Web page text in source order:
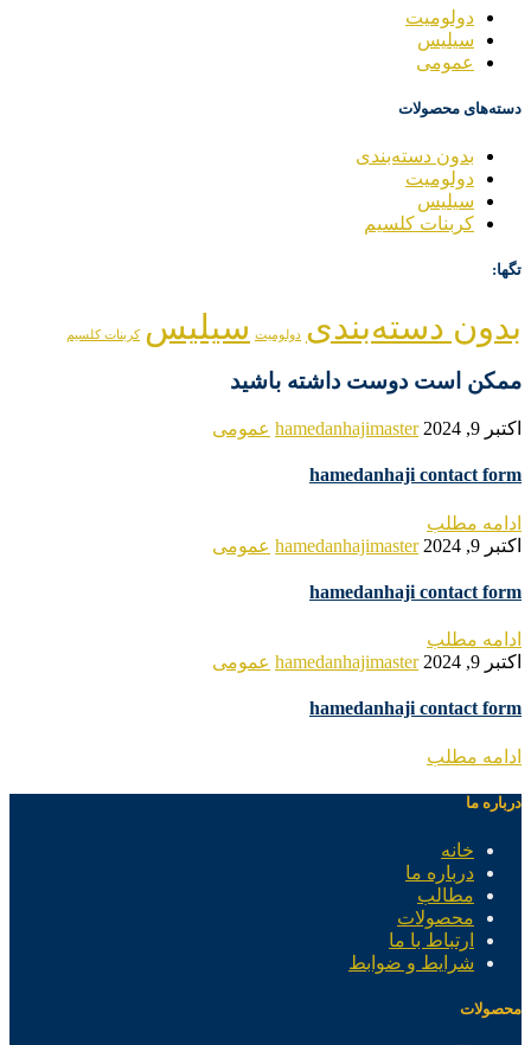
دولومیت
سیلیس
عمومی
دسته‌های محصولات
بدون دسته‌بندی
دولومیت
سیلیس
کربنات کلسیم
تگها:
بدون دسته‌بندی دولومیت سیلیس کربنات کلسیم
ممکن است دوست داشته باشید
اکتبر 9, 2024 hamedanhajimaster عمومی
hamedanhaji contact form
ادامه مطلب
اکتبر 9, 2024
hamedanhajimaster عمومی
hamedanhaji contact form
ادامه مطلب
اکتبر 9, 2024
hamedanhajimaster عمومی
hamedanhaji contact form
ادامه مطلب
درباره ما
خانه
درباره ما
مطالب
محصولات
ارتباط با ما
شرایط و ضوابط
محصولات